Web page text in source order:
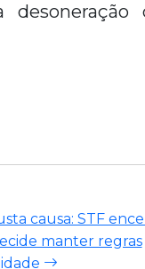
desoneração
causa: STF
manter regras